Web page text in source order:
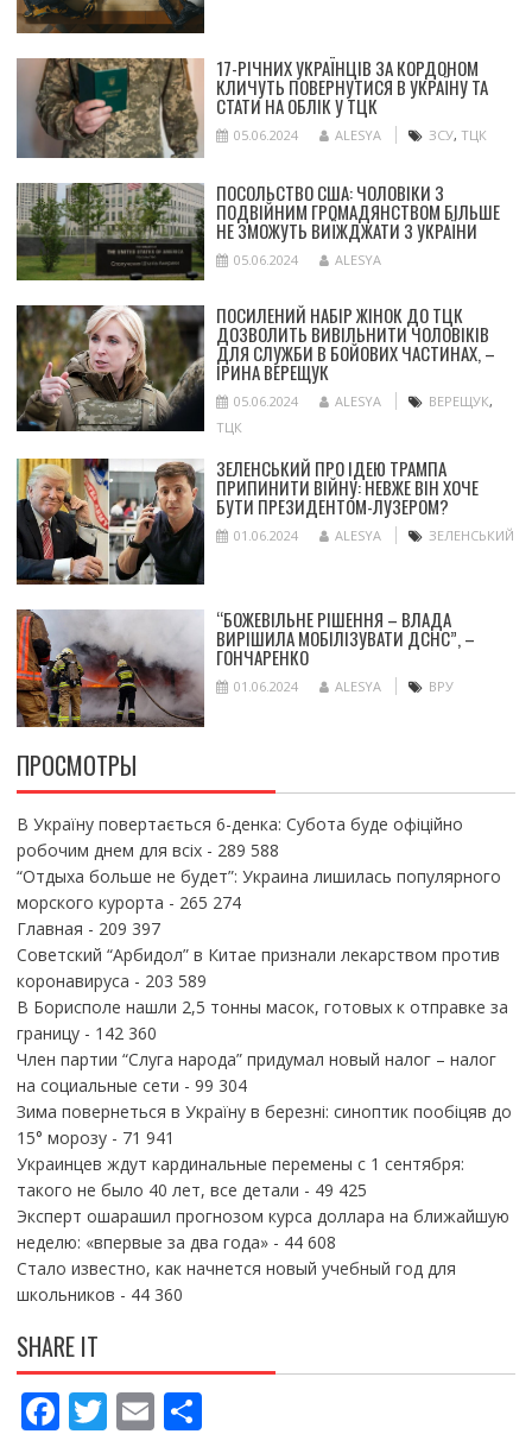
17-РІЧНИХ УКРАЇНЦІВ ЗА КОРДОНОМ
КЛИЧУТЬ ПОВЕРНУТИСЯ В УКРАЇНУ ТА
СТАТИ НА ОБЛІК У ТЦК
05.06.2024 ALESYA ЗСУ, ТЦК
ПОСОЛЬСТВО США: ЧОЛОВІКИ З
ПОДВІЙНИМ ГРОМАДЯНСТВОМ БІЛЬШЕ
НЕ ЗМОЖУТЬ ВИЇЖДЖАТИ З УКРАЇНИ
05.06.2024 ALESYA
ПОСИЛЕНИЙ НАБІР ЖІНОК ДО ТЦК
ДОЗВОЛИТЬ ВИВІЛЬНИТИ ЧОЛОВІКІВ
ДЛЯ СЛУЖБИ В БОЙОВИХ ЧАСТИНАХ, –
ІРИНА ВЕРЕЩУК
05.06.2024 ALESYA ВЕРЕЩУК,
ТЦК
ЗЕЛЕНСЬКИЙ ПРО ІДЕЮ ТРАМПА
ПРИПИНИТИ ВІЙНУ: НЕВЖЕ ВІН ХОЧЕ
БУТИ ПРЕЗИДЕНТОМ-ЛУЗЕРОМ?
01.06.2024 ALESYA ЗЕЛЕНСЬКИЙ
“БОЖЕВІЛЬНЕ РІШЕННЯ – ВЛАДА
ВИРІШИЛА МОБІЛІЗУВАТИ ДСНС”, –
ГОНЧАРЕНКО
01.06.2024 ALESYA ВРУ
ПРОСМОТРЫ
В Україну повертається 6-денка: Субота буде офіційно
робочим днем для всіх- 289 588
“Отдыха больше не будет”: Украина лишилась популярного
морского курорта - 265 274
Главная - 209 397
Советский “Арбидол” в Китае признали лекарством против
коронавируса - 203 589
В Борисполе нашли 2,5 тонны масок, готовых к отправке за
границу- 142 360
Член партии “Слуга народа” придумал новый налог – налог
на социальные сети - 99 304
Зима повернеться в Україну в березні: синоптик пообіцяв до
15° морозу- 71 941
Украинцев ждут кардинальные перемены с 1 сентября:
такого не было 40 лет, все детали - 49 425
Эксперт ошарашил прогнозом курса доллара на ближайшую
неделю: «впервые за два года»- 44 608
Стало известно, как начнется новый учебный год для
школьников - 44 360
SHARE IT
F T E П